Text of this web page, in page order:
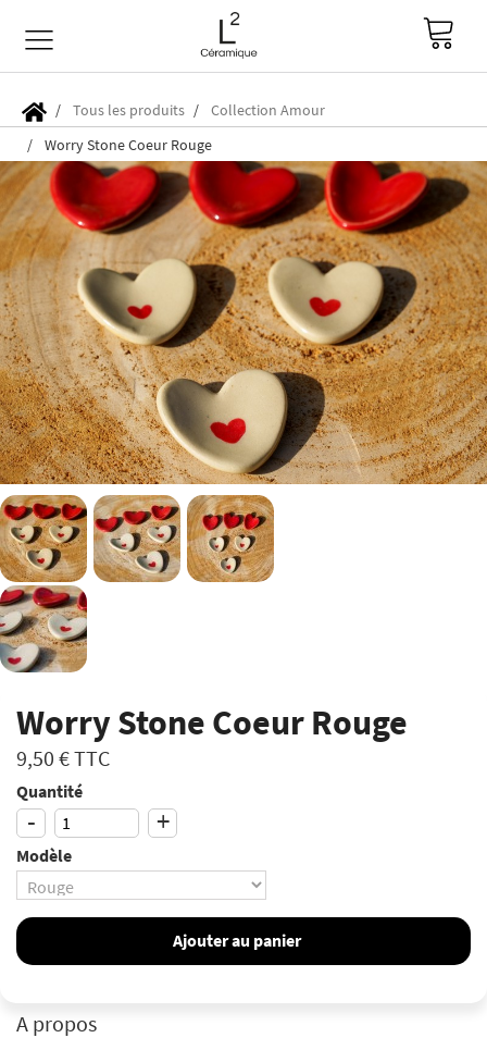
Tous les produits
Collection Amour
Worry Stone Coeur Rouge
Worry Stone Coeur Rouge
9,50 €TTC
Quantité
- +
Modèle
Ajouter au panier
A propos